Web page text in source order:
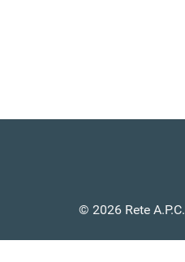
© 2026 Rete A.P.C.